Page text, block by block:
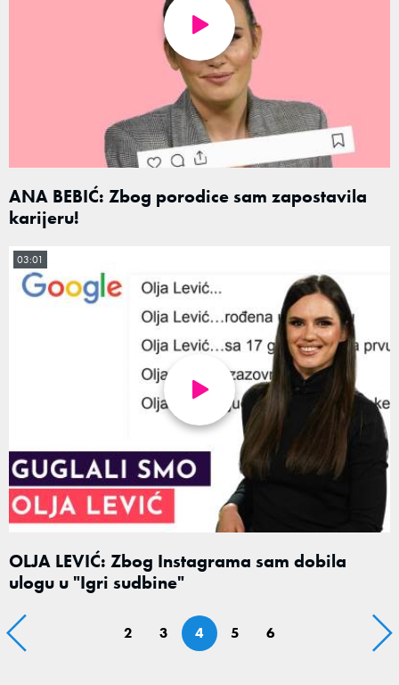
ANA BEBIĆ: Zbog porodice sam zapostavila
karijeru!
OLJA LEVIĆ: Zbog Instagrama sam dobila
ulogu u "Igri sudbine"
03:01
2 3 4 5 6